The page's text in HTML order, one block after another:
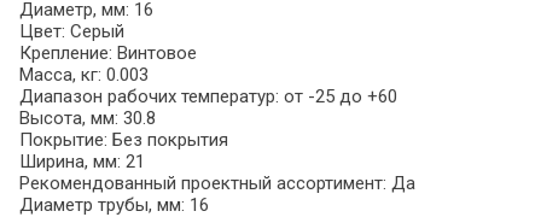
Диаметр, мм: 16
Цвет: Серый
Крепление: Винтовое
Масса, кг: 0.003
Диапазон рабочих температур: от -25 до +60
Высота, мм: 30.8
Покрытие: Без покрытия
Ширина, мм: 21
Рекомендованный проектный ассортимент: Да
Диаметр трубы, мм: 16